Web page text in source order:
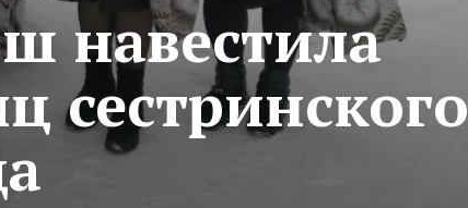
навестила
сестринского